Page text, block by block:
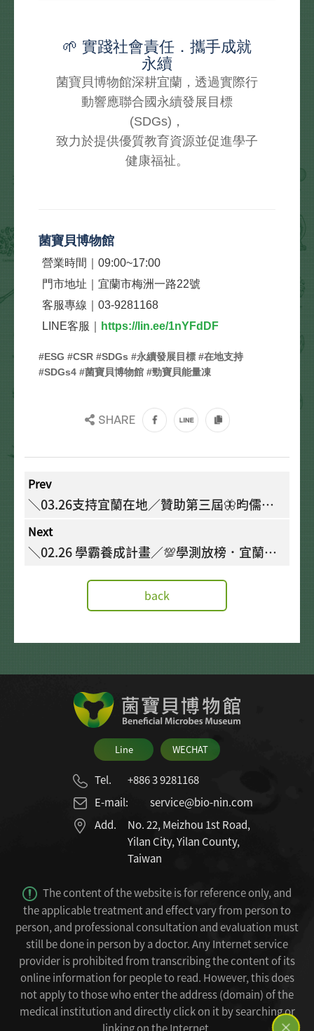
🌱 實踐社會責任．攜手成就
永續
菌寶貝博物館深耕宜蘭，透過實際行
動響應聯合國永續發展目標
(SDGs)，
致力於提供優質教育資源並促進學子
健康福祉。
菌寶貝博物館
營業時間｜09:00~17:00
門市地址｜宜蘭市梅洲一路22號
客服專線｜03-9281168
LINE客服｜
https://lin.ee/1nYFdDF
#ESG #CSR #SDGs #永續發展目標 #在地支持
#SDGs4 #菌寶貝博物館 #勁寶貝能量凍
SHARE
Prev
＼03.26支持宜蘭在地／贊助第三屆🦋昀儒明
日之星蝴蝶盃🏓全國桌球錦標賽
Next
＼02.26 學霸養成計畫／💯學測放榜．宜蘭之
back
Line WECHAT
Tel.
+886 3 9281168
E-mail:
service@bio-nin.com
Add.
No. 22, Meizhou 1st Road,
Yilan City, Yilan County,
Taiwan
The content of the website is for reference only, and
the applicable treatment and effect vary from person to
person, and professional consultation and evaluation must
still be done in person by a doctor.Any Internet service
provider is prohibited from transcribing the content of its
online information for people to read. However, this does
not apply to those who enter the address (domain) of the
medical institution and directly click on it by searching or
linking on the Internet.